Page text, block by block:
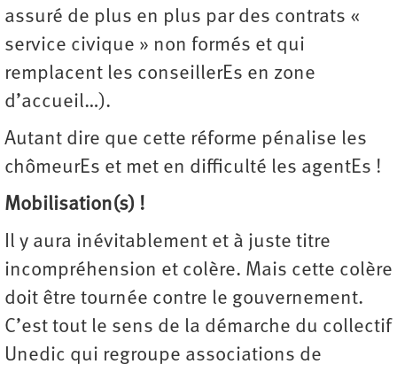
assuré de plus en plus par des contrats «
service civique » non formés et qui
remplacent les conseillerEs en zone
d’accueil…).
Autant dire que cette réforme pénalise les
chômeurEs et met en difficulté les agentEs !
Mobilisation(s) !
Il y aura inévitablement et à juste titre
incompréhension et colère. Mais cette colère
doit être tournée contre le gouvernement.
C’est tout le sens de la démarche du collectif
Unedic qui regroupe associations de